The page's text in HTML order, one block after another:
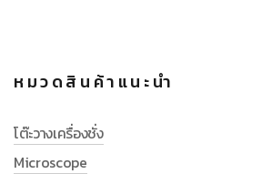
หมวดสินค้าแนะนำ
โต๊ะวางเครื่องชั่ง
Microscope